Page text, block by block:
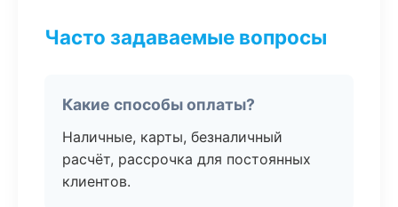
Часто задаваемые вопросы
Какие способы оплаты?
Наличные, карты, безналичный
расчёт, рассрочка для постоянных
клиентов.